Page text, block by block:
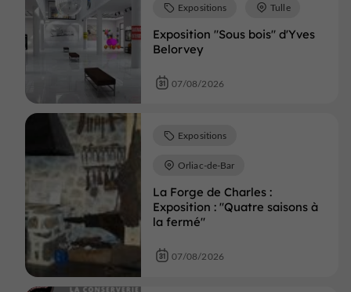
Exposition "Sous bois" d'Yves
Belorvey
Expositions Tulle
07/08/2026
La Forge de Charles :
Exposition : "Quatre saisons à
la fermé"
Expositions
Orliac-de-Bar
07/08/2026